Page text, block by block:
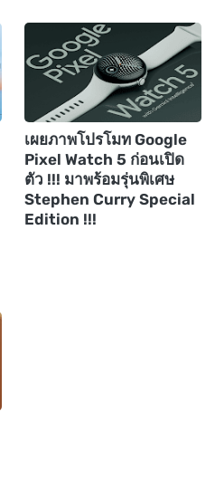
เผยภาพโปรโมท Google
Pixel Watch 5 ก่อนเปิด
ตัว !!! มาพร้อมรุ่นพิเศษ
Stephen Curry Special
Edition !!!